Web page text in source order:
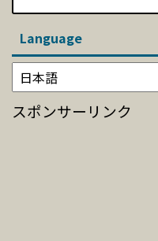
Language
スポンサーリンク